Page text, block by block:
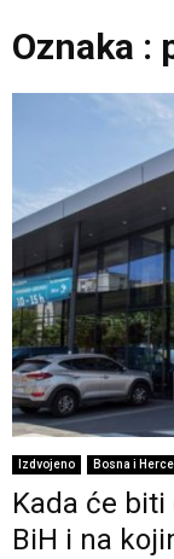
Oznaka :
Izdvojeno Bosna i
Kada će
BiH i na